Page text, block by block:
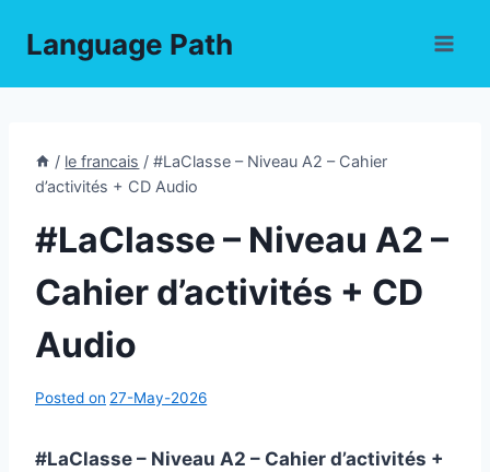
Language Path
/ le francais / #LaClasse – Niveau A2 – Cahier
d’activités + CD Audio
#LaClasse – Niveau A2 –
Cahier d’activités + CD
Audio
Posted on 27-May-2026
#LaClasse – Niveau A2 – Cahier d’activités +